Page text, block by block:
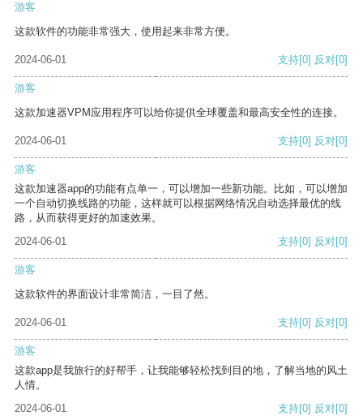
游客
这款软件的功能非常强大，使用起来非常方便。
2024-06-01 支持[0] 反对[0]
游客
这款加速器VPM应用程序可以给你提供全球覆盖和最高安全性的连接。
2024-06-01 支持[0] 反对[0]
游客
这款加速器app的功能有点单一，可以增加一些新功能。比如，可以增加
一个自动切换线路的功能，这样就可以根据网络情况自动选择最优的线
路，从而获得更好的加速效果。
2024-06-01
支持[0] 反对[0]
游客
这款软件的界面设计非常简洁，一目了然。
2024-06-01 支持[0] 反对[0]
游客
这款app是我旅行的好帮手，让我能够轻松找到目的地，了解当地的风土
人情。
2024-06-01
支持[0] 反对[0]